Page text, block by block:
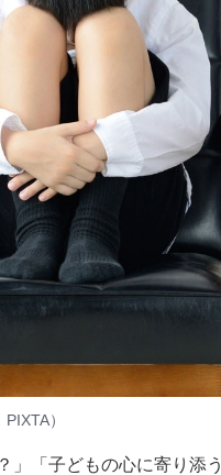
）
」「子どもの心に寄り